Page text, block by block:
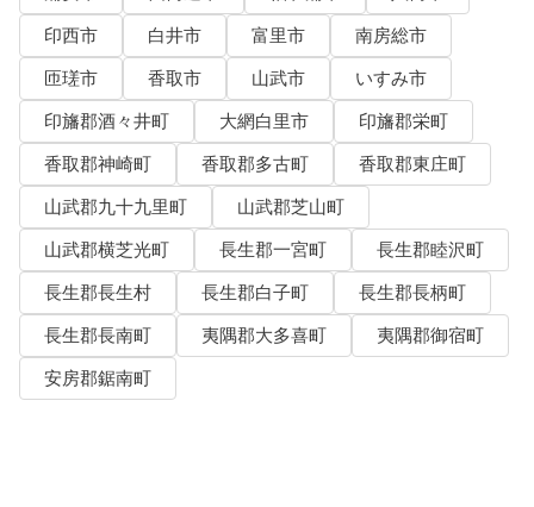
印西市
白井市 富里市
南房総市
匝瑳市
香取市 山武市
いすみ市
印旛郡酒々井町
大網白里市
印旛郡栄町
香取郡神崎町
香取郡多古町
香取郡東庄町
山武郡九十九里町
山武郡芝山町
山武郡横芝光町
長生郡一宮町
長生郡睦沢町
長生郡長生村
長生郡白子町
長生郡長柄町
長生郡長南町
夷隅郡大多喜町
夷隅郡御宿町
安房郡鋸南町